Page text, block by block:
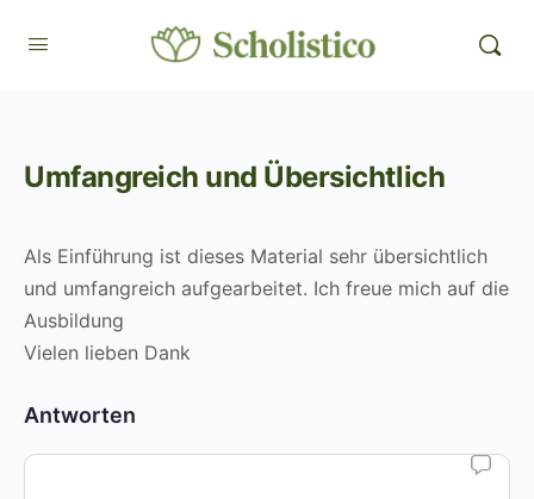
Umfangreich und Übersichtlich
Als Einführung ist dieses Material sehr übersichtlich
und umfangreich aufgearbeitet. Ich freue mich auf die
Ausbildung
Vielen lieben Dank
Antworten